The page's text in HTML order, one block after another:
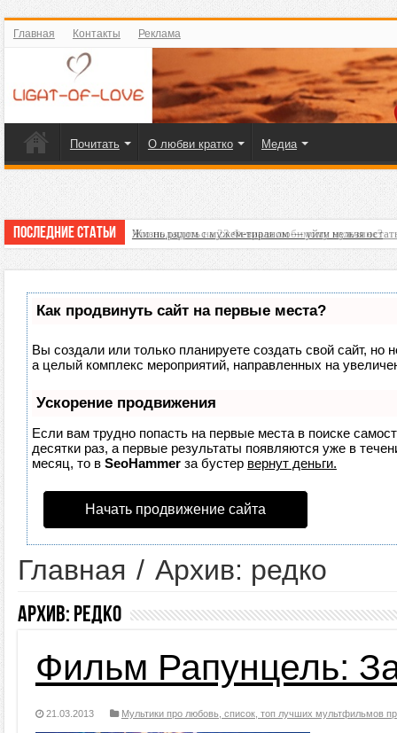
Главная Контакты Реклама
Почитать О любви кратко Медиа
Последние статьи Жизнь рядом с мужем-тираном — уйти нельзя
Что подарить на 23 Февраля любимому мужчине?
Как продвинуть сайт на первые места?
Вы создали или только планируете создать свой сайт, но
а целый комплекс мероприятий, направленных на
Ускорение продвижения
Если вам трудно попасть на первые места в поиске
десятки раз, а первые результаты появляются уже в
месяц, то в SeoHammerза бустер вернут деньги.
Начать продвижение сайта
Главная / Архив: редко
Архив: редко
Фильм Рапунцель:
21.03.2013 Мультики про любовь, список, топ лучших мультфильмов